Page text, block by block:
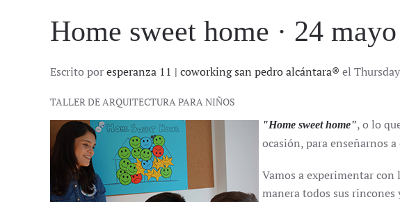
Home sweet home · 24
Escrito poresperanza 11 | coworking san pedro alcántara® el
TALLER DE ARQUITECTURA PARA NIÑOS
"Home sweet home", o lo
ocasión, para enseñarnos
Vamos a experimentar
manera todos sus rincones